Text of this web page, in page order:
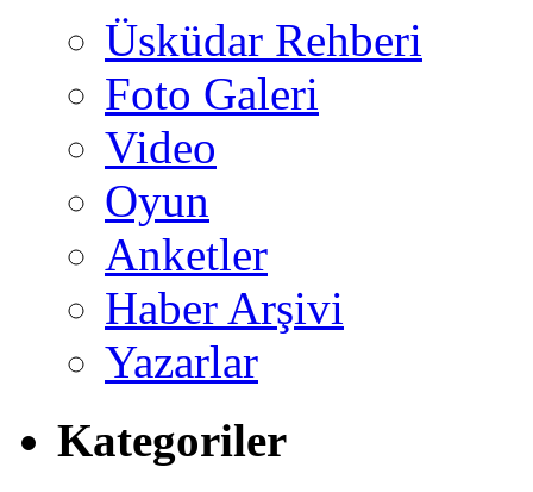
Üsküdar Rehberi
Foto Galeri
Video
Oyun
Anketler
Haber Arşivi
Yazarlar
Kategoriler